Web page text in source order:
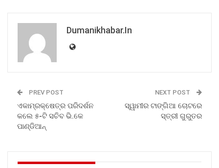
Dumanikhabar.in
PREV POST
ଏକାମ୍ରକ୍ଷେତ୍ର ପରିଦର୍ଶନ
କଲେ ୫-ଟି ସଚିବ ଭି.କେ
ପାଣ୍ଡିଆନ୍
NEXT POST
ସ୍ୱାମୀର ଟାଙ୍ଗିଆ ଚୋଟରେ
ସ୍ତ୍ରୀ ଗୁରୁତର